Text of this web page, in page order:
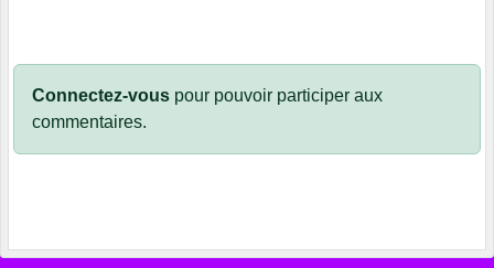
Connectez-vous pour pouvoir participer aux
commentaires.